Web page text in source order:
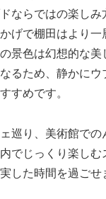
ならではの楽しみ
げで棚田はより一
景色は幻想的な美
るため、静かにウ
すめです。
巡り、美術館での
でじっくり楽しむ
した時間を過ごせ